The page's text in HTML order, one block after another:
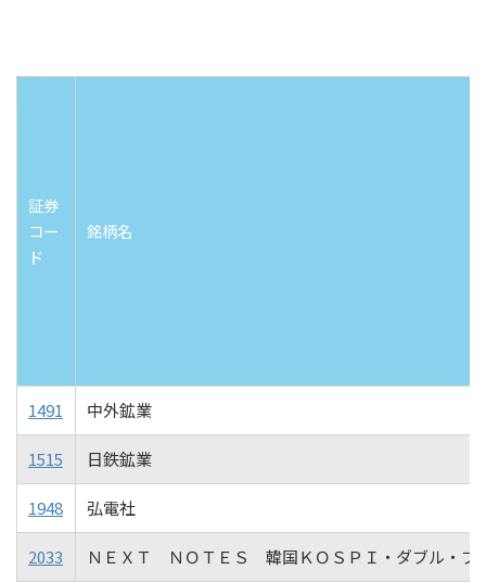
証券
コー
ド
銘柄名
1491 中外鉱業
1515 日鉄鉱業
1948 弘電社
2033 ＮＥＸＴ ＮＯＴＥＳ 韓国ＫＯＳＰＩ・ダブル・